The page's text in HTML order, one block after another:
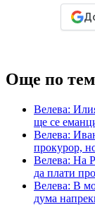
Още по
Велева:
ще се
Велева:
прокурор,
Велева: На
да плати
Велева: В
дума